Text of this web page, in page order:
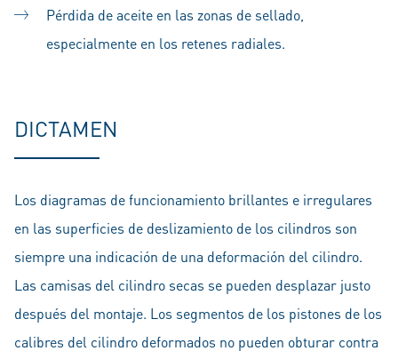
Pérdida de aceite en las zonas de sellado,
especialmente en los retenes radiales.
DICTAMEN
Los diagramas de funcionamiento brillantes e irregulares
en las superficies de deslizamiento de los cilindros son
siempre una indicación de una deformación del cilindro.
Las camisas del cilindro secas se pueden desplazar justo
después del montaje. Los segmentos de los pistones de los
calibres del cilindro deformados no pueden obturar contra